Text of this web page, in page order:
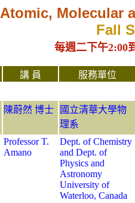
Atomic, Molecular
Fall
每週二下午2:00
講 員
服務單位
陳蔚然 博士
國立清華大學物
理系
Professor T.
Amano
Dept. of Chemistry
and Dept. of
Physics and
Astronomy
University of
Waterloo, Canada